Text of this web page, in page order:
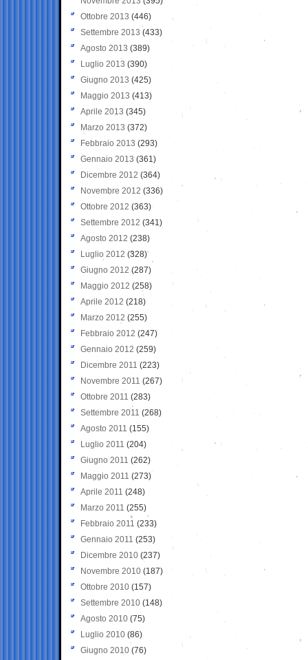
Ottobre 2013 (446)
Settembre 2013 (433)
Agosto 2013 (389)
Luglio 2013 (390)
Giugno 2013 (425)
Maggio 2013 (413)
Aprile 2013 (345)
Marzo 2013 (372)
Febbraio 2013 (293)
Gennaio 2013 (361)
Dicembre 2012 (364)
Novembre 2012 (336)
Ottobre 2012 (363)
Settembre 2012 (341)
Agosto 2012 (238)
Luglio 2012 (328)
Giugno 2012 (287)
Maggio 2012 (258)
Aprile 2012 (218)
Marzo 2012 (255)
Febbraio 2012 (247)
Gennaio 2012 (259)
Dicembre 2011 (223)
Novembre 2011 (267)
Ottobre 2011 (283)
Settembre 2011 (268)
Agosto 2011 (155)
Luglio 2011 (204)
Giugno 2011 (262)
Maggio 2011 (273)
Aprile 2011 (248)
Marzo 2011 (255)
Febbraio 2011 (233)
Gennaio 2011 (253)
Dicembre 2010 (237)
Novembre 2010 (187)
Ottobre 2010 (157)
Settembre 2010 (148)
Agosto 2010 (75)
Luglio 2010 (86)
Giugno 2010 (76)